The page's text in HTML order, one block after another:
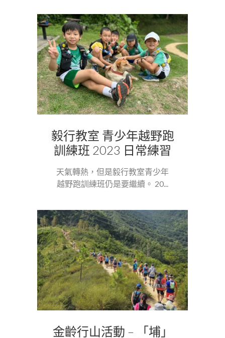
毅行教室 青少年越野跑
訓練班 2023 日常練習
天氣轉熱，但是毅行教室青少年
越野跑訓練班仍是要繼續。 20...
金齡行山活動 – 「埔」